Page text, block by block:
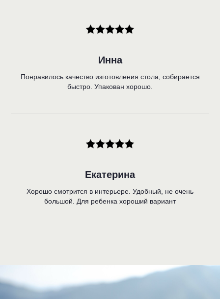
Инна
Понравилось качество изготовления стола, собирается
быстро. Упакован хорошо.
Екатерина
Хорошо смотрится в интерьере. Удобный, не очень
большой. Для ребенка хороший вариант